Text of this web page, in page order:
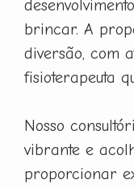
brincar. A
diversão, com
fisioterapeuta
Nosso
vibrante e
proporcionar